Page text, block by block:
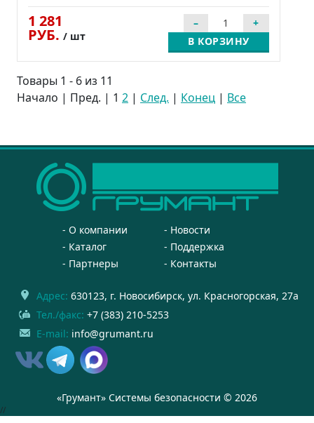
1 281
РУБ. / шт В КОРЗИНУ
Товары 1 - 6 из 11
Начало | Пред. | 1 2 | След. | Конец | Все
О компании
Новости
Каталог
Поддержка
Партнеры
Контакты
Адрес: 630123, г. Новосибирск, ул. Красногорская, 27а
Тел./факс: +7 (383) 210-5253
E-mail: info@grumant.ru
«Грумант» Системы безопасности © 2026
//